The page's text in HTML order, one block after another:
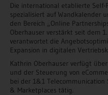
Die international etablierte Self-
spezialisiert auf Wandkalender
den Bereich „Online
Oberhauser verstärkt seit dem
verantwortet die
Expansion in digitalen
Kathrin Oberhauser verfügt
und der Steuerung von
bei der 1&1 Telecommunication
& Marketplaces tätig.